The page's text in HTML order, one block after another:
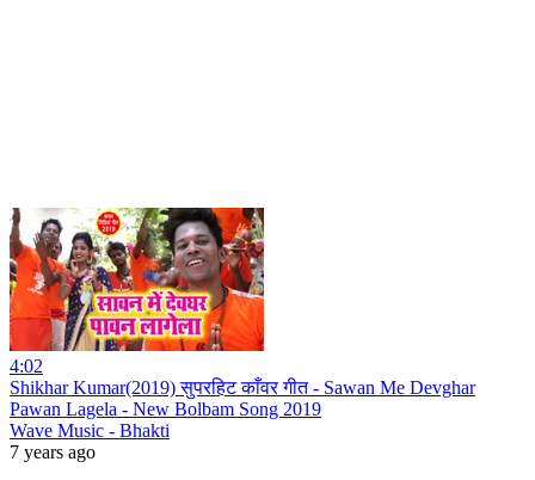
4:02
Shikhar Kumar(2019) सुपरहिट काँवर गीत - Sawan Me Devghar
Pawan Lagela - New Bolbam Song 2019
Wave Music - Bhakti
7 years ago